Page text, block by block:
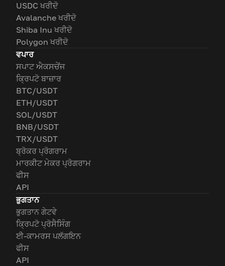
USDC ਖਰੀਦੋ
Avalanche ਖਰੀਦੋ
Shiba Inu ਖਰੀਦੋ
Polygon ਖਰੀਦੋ
ਵਪਾਰ
ਸਪਾਟ ਐਕਸਚੇਂਜ
ਕ੍ਰਿਪਟੋ ਬਾਜ਼ਾਰ
BTC/USDT
ETH/USDT
SOL/USDT
BNB/USDT
TRX/USDT
ਬ੍ਰੋਕਰ ਪ੍ਰੋਗਰਾਮ
ਮਾਰਕੀਟ ਮੇਕਰ ਪ੍ਰੋਗਰਾਮ
ਫੀਸ
API
ਭੁਗਤਾਨ
ਭੁਗਤਾਨ ਗੇਟਵੇ
ਕ੍ਰਿਪਟੋ ਪ੍ਰੋਸੈਸਿੰਗ
ਈ-ਕਾਮਰਸ ਪਲੱਗਇਨ
ਫੀਸ
API